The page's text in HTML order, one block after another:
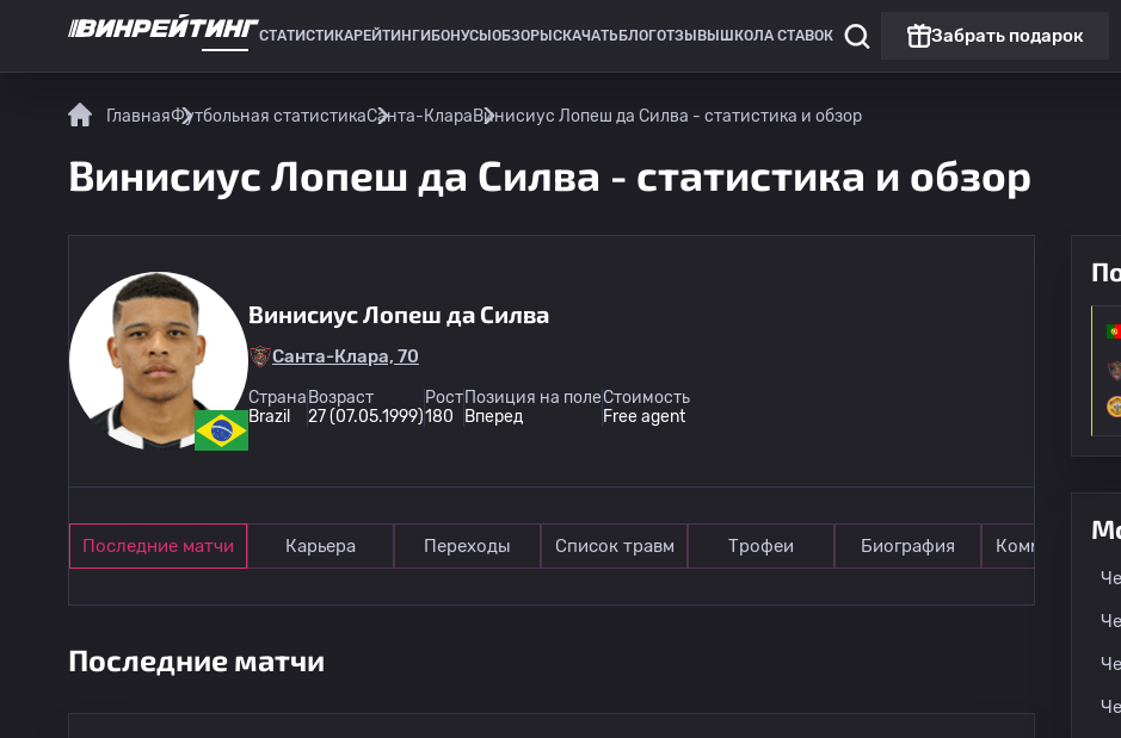
СТАТИСТИКАРЕЙТИНГИ БОНУСЫ ОБЗОРЫ СКАЧАТЬ БЛОГОТЗЫВЫ ШКОЛА СТАВОК Забрать подарок
ГлавнаяФутбольная статистикаСанта-КлараВинисиус Лопеш да Силва - статистика и обзор
Винисиус Лопеш да Силва - статистика и обзор
Винисиус Лопеш да Силва
Санта-Клара, 70
Страна
Brazil
Возраст
27 (07.05.1999)
Рост
180
Позиция на поле
Вперед
Стоимость
Free agent
Последние матчи Карьера Переходы Список травм Трофеи Биография Комментарии
Последние матчи